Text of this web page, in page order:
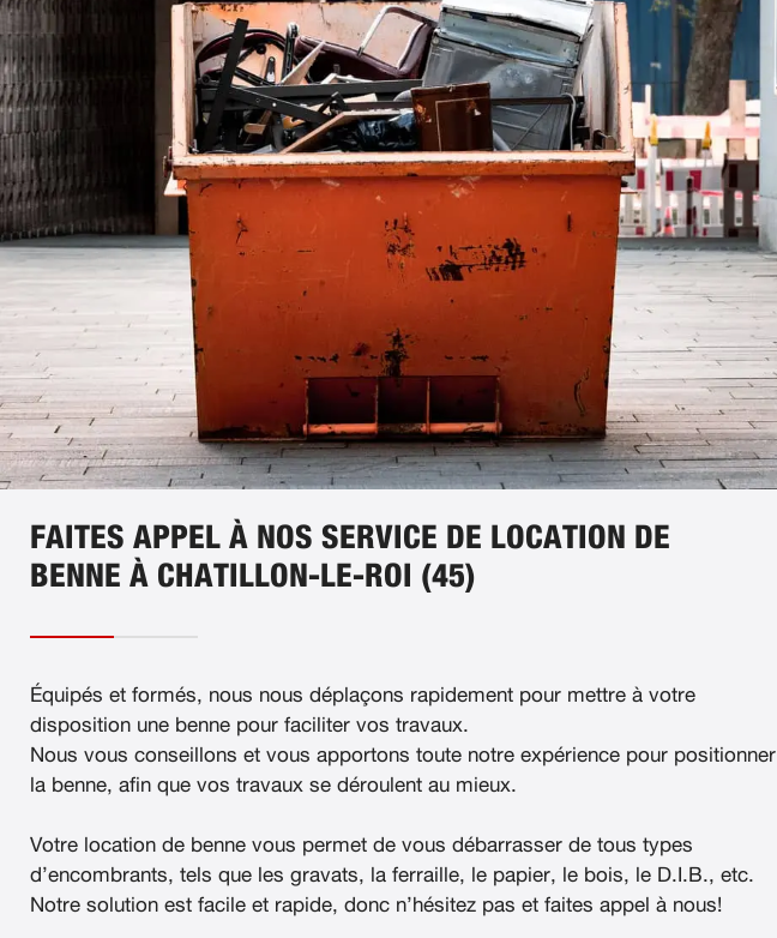
FAITES APPEL À NOS SERVICE DE LOCATION DE
BENNE À CHATILLON-LE-ROI (45)
Équipés et formés, nous nous déplaçons rapidement pour mettre à votre
disposition une benne pour faciliter vos travaux.
Nous vous conseillons et vous apportons toute notre expérience pour positionner
la benne, afin que vos travaux se déroulent au mieux.
Votre location de benne vous permet de vous débarrasser de tous types
d’encombrants, tels que les gravats, la ferraille, le papier, le bois, le D.I.B., etc.
Notre solution est facile et rapide, donc n’hésitez pas et faites appel à nous!